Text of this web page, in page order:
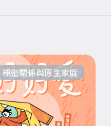
親密關係與原生家庭